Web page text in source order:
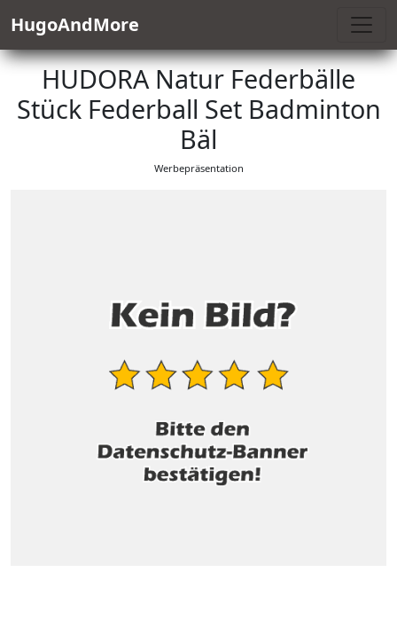
HugoAndMore
HUDORA Natur Federbälle
Stück Federball Set Badminton
Bäl
Werbepräsentation